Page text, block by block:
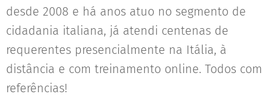
desde 2008 e há anos atuo no segmento de
cidadania italiana, já atendi centenas de
requerentes presencialmente na Itália, à
distância e com treinamento online. Todos com
referências!